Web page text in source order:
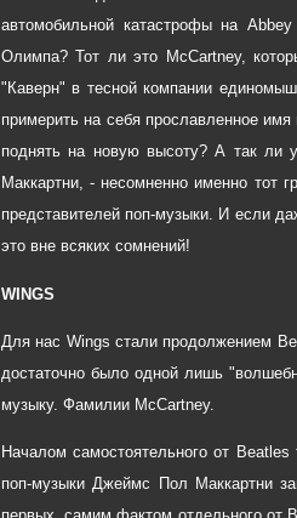
автомобильной катастрофы на
Олимпа? Тот ли это McCartney,
"Каверн" в тесной компании
примерить на себя прославленное
поднять на новую высоту? А так ли
Маккартни, - несомненно именно тот
представителей поп-музыки. И если
это вне всяких сомнений!
WINGS
Для нас Wings стали продолжением
достаточно было одной лишь
музыку. Фамилии McCartney.
Началом самостоятельного от
поп-музыки Джеймс Пол Маккартни